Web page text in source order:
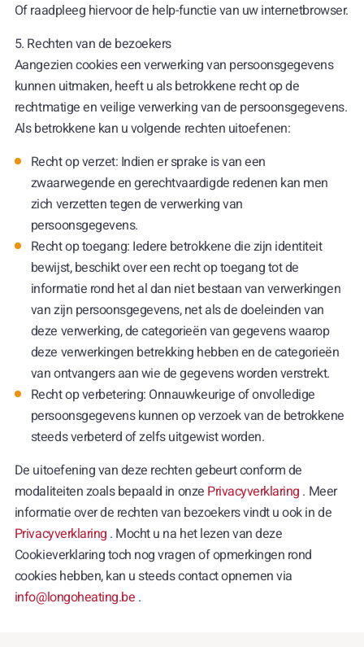
Of raadpleeg hiervoor de help-functie van uw internetbrowser.
5. Rechten van de bezoekers
Aangezien cookies een verwerking van persoonsgegevens
kunnen uitmaken, heeft u als betrokkene recht op de
rechtmatige en veilige verwerking van de persoonsgegevens.
Als betrokkene kan u volgende rechten uitoefenen:
Recht op verzet: Indien er sprake is van een
zwaarwegende en gerechtvaardigde redenen kan men
zich verzetten tegen de verwerking van
persoonsgegevens.
Recht op toegang: Iedere betrokkene die zijn identiteit
bewijst, beschikt over een recht op toegang tot de
informatie rond het al dan niet bestaan van verwerkingen
van zijn persoonsgegevens, net als de doeleinden van
deze verwerking, de categorieën van gegevens waarop
deze verwerkingen betrekking hebben en de categorieën
van ontvangers aan wie de gegevens worden verstrekt.
Recht op verbetering: Onnauwkeurige of onvolledige
persoonsgegevens kunnen op verzoek van de betrokkene
steeds verbeterd of zelfs uitgewist worden.
De uitoefening van deze rechten gebeurt conform de
modaliteiten zoals bepaald in onze Privacyverklaring . Meer
informatie over de rechten van bezoekers vindt u ook in de
Privacyverklaring . Mocht u na het lezen van deze
Cookieverklaring toch nog vragen of opmerkingen rond
cookies hebben, kan u steeds contact opnemen via
info@longoheating.be .